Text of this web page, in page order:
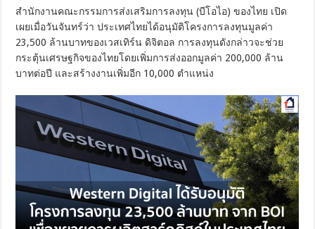
สำนักงานคณะกรรมการส่งเสริมการลงทุน (บีโอไอ) ของไทย เปิด
เผยเมื่อวันจันทร์ว่า ประเทศไทยได้อนุมัติโครงการลงทุนมูลค่า
23,500 ล้านบาทของเวสเทิร์น ดิจิตอล การลงทุนดังกล่าวจะช่วย
กระตุ้นเศรษฐกิจของไทยโดยเพิ่มการส่งออกมูลค่า 200,000 ล้าน
บาทต่อปี และสร้างงานเพิ่มอีก 10,000 ตำแหน่ง